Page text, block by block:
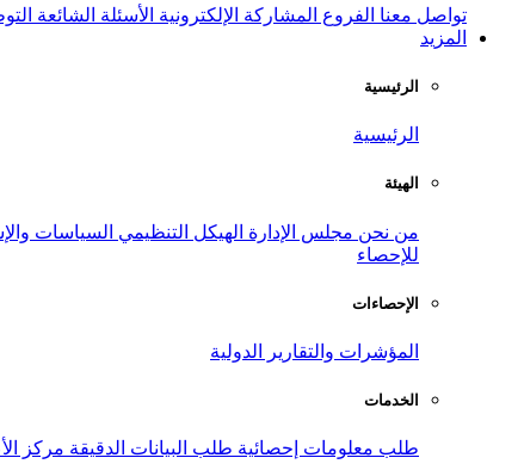
تواصل معنا الفروع المشاركة الإلكترونية الأسئلة الشائعة
المزيد
الرئيسية
الرئيسية
الهيئة
من نحن مجلس الإدارة الهيكل التنظيمي السياسات
للإحصاء
الإحصاءات
المؤشرات والتقارير الدولية
الخدمات
طلب معلومات إحصائية طلب البيانات الدقيقة مركز